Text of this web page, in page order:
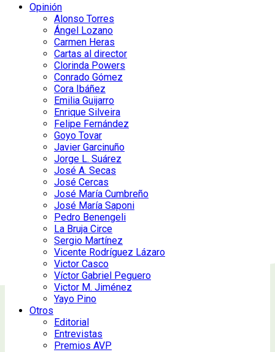
Opinión
Alonso Torres
Ángel Lozano
Carmen Heras
Cartas al director
Clorinda Powers
Conrado Gómez
Cora Ibáñez
Emilia Guijarro
Enrique Silveira
Felipe Fernández
Goyo Tovar
Javier Garcinuño
Jorge L. Suárez
José A. Secas
José Cercas
José María Cumbreño
José María Saponi
Pedro Benengeli
La Bruja Circe
Sergio Martínez
Vicente Rodríguez Lázaro
Victor Casco
Víctor Gabriel Peguero
Victor M. Jiménez
Yayo Pino
Otros
Editorial
Entrevistas
Premios AVP